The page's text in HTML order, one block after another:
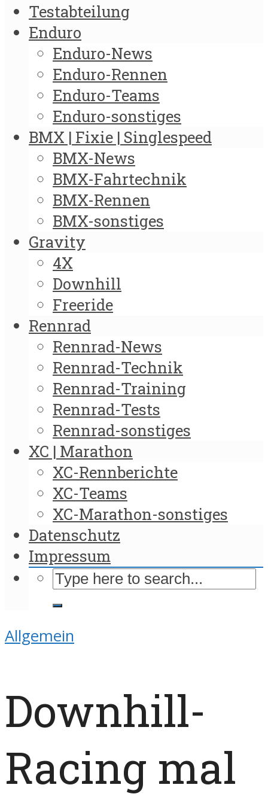
Testabteilung
Enduro
Enduro-News
Enduro-Rennen
Enduro-Teams
Enduro-sonstiges
BMX | Fixie | Singlespeed
BMX-News
BMX-Fahrtechnik
BMX-Rennen
BMX-sonstiges
Gravity
4X
Downhill
Freeride
Rennrad
Rennrad-News
Rennrad-Technik
Rennrad-Training
Rennrad-Tests
Rennrad-sonstiges
XC | Marathon
XC-Rennberichte
XC-Teams
XC-Marathon-sonstiges
Datenschutz
Impressum
Allgemein
Downhill-
Racing mal